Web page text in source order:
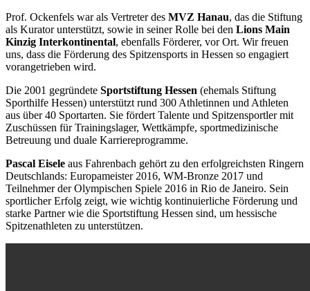
Prof. Ockenfels war als Vertreter des MVZ Hanau, das die Stiftung
als Kurator unterstützt, sowie in seiner Rolle bei den Lions Main
Kinzig Interkontinental, ebenfalls Förderer, vor Ort. Wir freuen
uns, dass die Förderung des Spitzensports in Hessen so engagiert
vorangetrieben wird.
Die 2001 gegründete Sportstiftung Hessen (ehemals Stiftung
Sporthilfe Hessen) unterstützt rund 300 Athletinnen und Athleten
aus über 40 Sportarten. Sie fördert Talente und Spitzensportler mit
Zuschüssen für Trainingslager, Wettkämpfe, sportmedizinische
Betreuung und duale Karriereprogramme.
Pascal Eisele aus Fahrenbach gehört zu den erfolgreichsten Ringern
Deutschlands: Europameister 2016, WM-Bronze 2017 und
Teilnehmer der Olympischen Spiele 2016 in Rio de Janeiro. Sein
sportlicher Erfolg zeigt, wie wichtig kontinuierliche Förderung und
starke Partner wie die Sportstiftung Hessen sind, um hessische
Spitzenathleten zu unterstützen.